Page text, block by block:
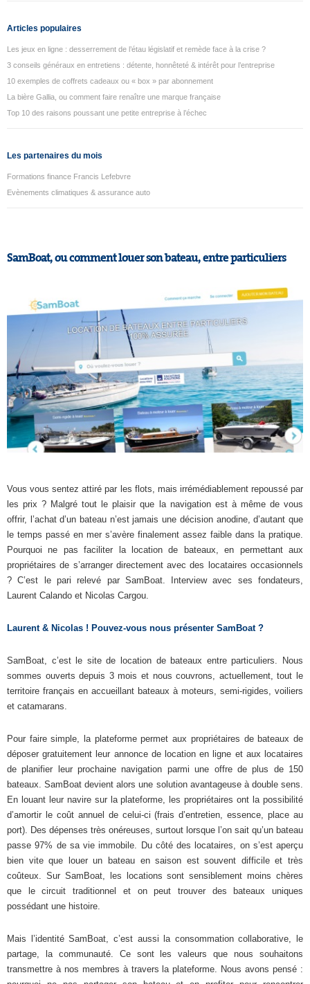
Articles populaires
Les jeux en ligne : desserrement de l’étau législatif et remède face à la crise ?
3 conseils généraux en entretiens : détente, honnêteté & intérêt pour l’entreprise
10 exemples de coffrets cadeaux ou « box » par abonnement
La bière Gallia, ou comment faire renaître une marque française
Top 10 des raisons poussant une petite entreprise à l’échec
Les partenaires du mois
Formations finance Francis Lefebvre
Evènements climatiques & assurance auto
SamBoat, ou comment louer son bateau, entre particuliers
Vous vous sentez attiré par les flots, mais irrémédiablement repoussé par
les prix ? Malgré tout le plaisir que la navigation est à même de vous
offrir, l’achat d’un bateau n’est jamais une décision anodine, d’autant que
le temps passé en mer s’avère finalement assez faible dans la pratique.
Pourquoi ne pas faciliter la location de bateaux, en permettant aux
propriétaires de s’arranger directement avec des locataires occasionnels
? C’est le pari relevé par SamBoat. Interview avec ses fondateurs,
Laurent Calando et Nicolas Cargou.
Laurent & Nicolas ! Pouvez-vous nous présenter SamBoat ?
SamBoat, c’est le site de location de bateaux entre particuliers. Nous
sommes ouverts depuis 3 mois et nous couvrons, actuellement, tout le
territoire français en accueillant bateaux à moteurs, semi-rigides, voiliers
et catamarans.
Pour faire simple, la plateforme permet aux propriétaires de bateaux de
déposer gratuitement leur annonce de location en ligne et aux locataires
de planifier leur prochaine navigation parmi une offre de plus de 150
bateaux. SamBoat devient alors une solution avantageuse à double sens.
En louant leur navire sur la plateforme, les propriétaires ont la possibilité
d’amortir le coût annuel de celui-ci (frais d’entretien, essence, place au
port). Des dépenses très onéreuses, surtout lorsque l’on sait qu’un bateau
passe 97% de sa vie immobile. Du côté des locataires, on s’est aperçu
bien vite que louer un bateau en saison est souvent difficile et très
coûteux. Sur SamBoat, les locations sont sensiblement moins chères
que le circuit traditionnel et on peut trouver des bateaux uniques
possédant une histoire.
Mais l’identité SamBoat, c’est aussi la consommation collaborative, le
partage, la communauté. Ce sont les valeurs que nous souhaitons
transmettre à nos membres à travers la plateforme. Nous avons pensé :